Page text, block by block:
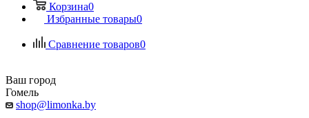
Корзина0
Избранные товары0
Сравнение товаров0
Ваш город
Гомель
shop@limonka.by